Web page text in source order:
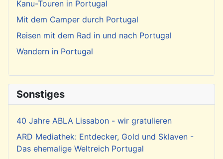
Kanu-Touren in Portugal
Mit dem Camper durch Portugal
Reisen mit dem Rad in und nach Portugal
Wandern in Portugal
Sonstiges
40 Jahre ABLA Lissabon - wir gratulieren
ARD Mediathek: Entdecker, Gold und Sklaven -
Das ehemalige Weltreich Portugal